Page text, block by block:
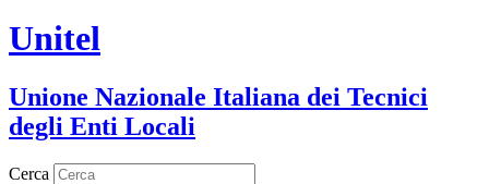
Unitel
Unione Nazionale Italiana dei Tecnici
degli Enti Locali
Cerca